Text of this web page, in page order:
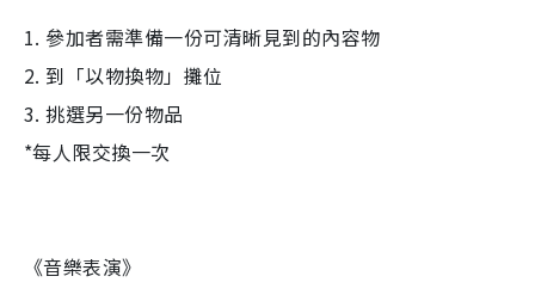
1. 參加者需準備一份可清晰見到的內容物
2. 到「以物換物」攤位
3. 挑選另一份物品
*每人限交換一次
《音樂表演》